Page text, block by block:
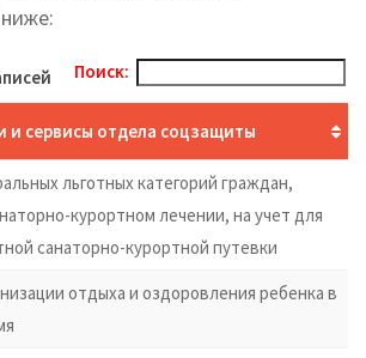
Поиск:
и сервисы отдела соцзащиты
льготных категорий граждан,
курортном лечении, на учет для
санаторно-курортной путевки
отдыха и оздоровления ребенка в